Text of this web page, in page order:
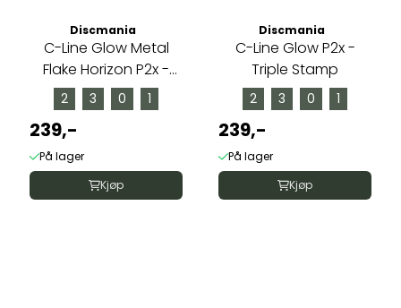
Discmania
C-Line Glow Metal
Flake Horizon P2x -
Arctic ...
2 3 0 1
239,-
På lager
Kjøp
Discmania
C-Line Glow P2x -
Triple Stamp
2 3 0 1
239,-
På lager
Kjøp